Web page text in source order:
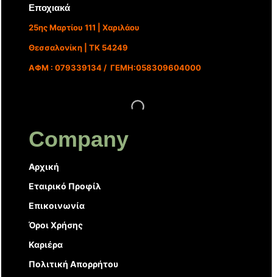
Εποχιακά
25ης Μαρτίου 111 | Χαριλάου
Θεσσαλονίκη | ΤΚ 54249
ΑΦΜ : 079339134 / ΓΕΜΗ:058309604000
Company
Αρχική
Εταιρικό Προφίλ
Επικοινωνία
Όροι Χρήσης
Καριέρα
Πολιτική Απορρήτου